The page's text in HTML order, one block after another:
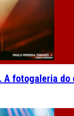
A fotogaleria do